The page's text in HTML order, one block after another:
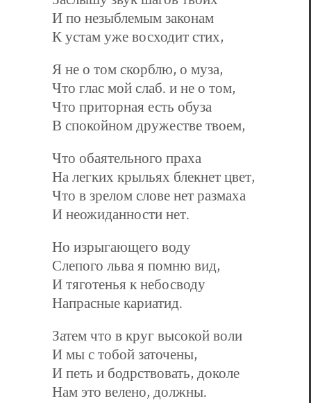
И по незыблемым законам
К устам уже восходит стих,
Я не о том скорблю, о муза,
Что глас мой слаб. и не о том,
Что приторная есть обуза
В спокойном дружестве твоем,
Что обаятельного праха
На легких крыльях блекнет цвет,
Что в зрелом слове нет размаха
И неожиданности нет.
Но изрыгающего воду
Слепого льва я помню вид,
И тяготенья к небосводу
Напрасные кариатид.
Затем что в круг высокой воли
И мы с тобой заточены,
И петь и бодрствовать, доколе
Нам это велено, должны.